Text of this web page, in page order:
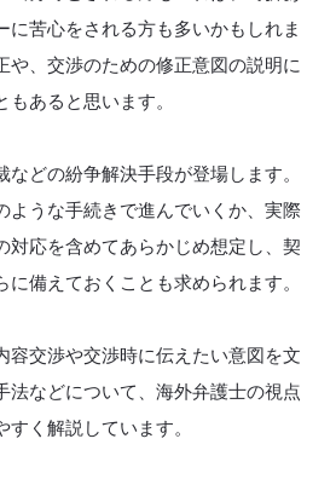
に苦心をされる方も多いかもしれま
や、交渉のための修正意図の説明に
あると思います。
などの紛争解決手段が登場します。
ような手続きで進んでいくか、実際
対応を含めてあらかじめ想定し、契
備えておくことも求められます。
容交渉や交渉時に伝えたい意図を文
法などについて、海外弁護士の視点
すく解説しています。